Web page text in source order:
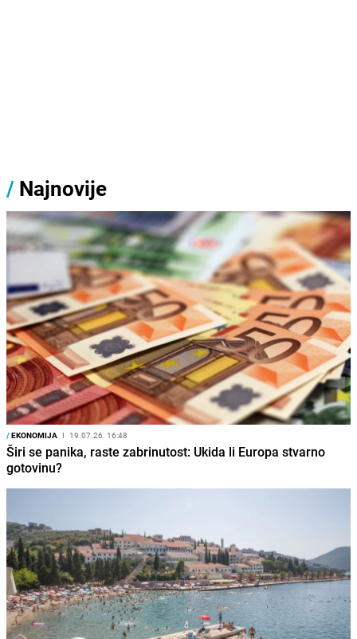
/ Najnovije
/EKONOMIJA I 19.07.26. 16:48
Širi se panika, raste zabrinutost: Ukida li Europa stvarno
gotovinu?